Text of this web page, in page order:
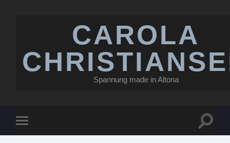
CAROLA
Spannung made in Altona